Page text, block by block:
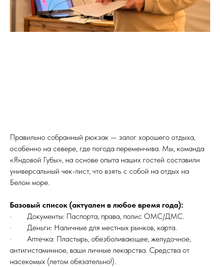
Правильно собранный рюкзак — залог хорошего отдыха,
особенно на севере, где погода переменчива. Мы, команда
«Яндовой Губы», на основе опыта наших гостей составили
универсальный чек-лист, что взять с собой на отдых на
Белом море.
Базовый список (актуален в любое время года):
· Документы: Паспорта, права, полис ОМС/ДМС.
· Деньги: Наличные для местных рынков, карта.
· Аптечка: Пластырь, обезболивающее, желудочное,
антигистаминное, ваши личные лекарства. Средства от
насекомых (летом обязательно!).